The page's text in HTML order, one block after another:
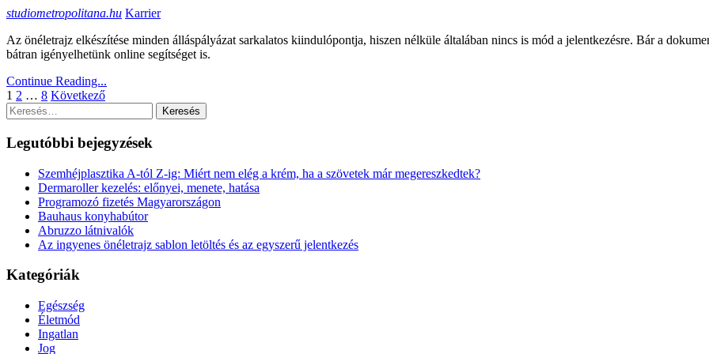
studiometropolitana.hu Karrier
Az önéletrajz elkészítése minden álláspályázat sarkalatos kiindulópontja, hiszen nélküle általában nincs is mód a jelentkezésre. Bár a
bátran igényelhetünk online segítséget is.
Continue Reading...
Bejegyzések
lapozása
1 2 … 8 Következő
Keresés:
Legutóbbi bejegyzések
Szemhéjplasztika A-tól Z-ig: Miért nem elég a krém, ha a szövetek már megereszkedtek?
Dermaroller kezelés: előnyei, menete, hatása
Programozó fizetés Magyarországon
Bauhaus konyhabútor
Abruzzo látnivalók
Az ingyenes önéletrajz sablon letöltés és az egyszerű jelentkezés
Kategóriák
Egészség
Életmód
Ingatlan
Jog